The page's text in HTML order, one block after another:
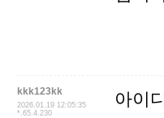
kkk123kk
2026.01.19 12:05:35
*.65.4.230
아이